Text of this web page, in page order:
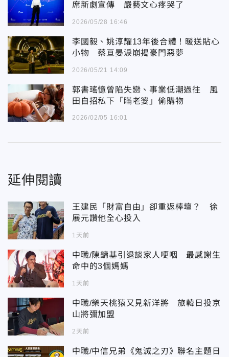
席新劇宣傳 嚴藝文心疼哭了
2026/05/28 16:46
李國毅、姚淳耀13年後合體！暖送貼心
小物 蔡亘晏淚崩揭豪門惡夢
2026/05/21 14:09
郭書瑤憶曾陷失戀、事業低潮過往 風
田自招私下「瞞老婆」偷購物
2026/02/05 16:01
延伸閱讀
王建民「財富自由」卻重返棒壇？ 徐
展元讚他全心投入
1天前
中職/陳鏞基引退談家人哽咽 最感謝生
命中的3個媽媽
1天前
中職/樂天桃猿又見新洋將 旅韓日投京
山將彌加盟
2天前
中職/中信兄弟《鬼滅之刃》聯名主題日